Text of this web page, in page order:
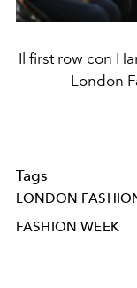
Il first row con
London
Tags
LONDON
FASHION WEEK